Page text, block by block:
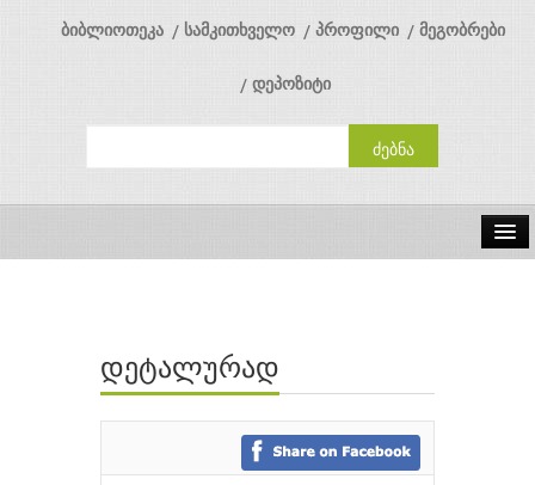
ბიბლიოთეკა სამკითხველო პროფილი მეგობრები
დეპოზიტი
ავტორები
გამომცემლობები
დეტალურად